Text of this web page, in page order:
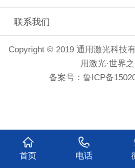
联系我们
Copyright © 2019 通用激光科技
用激光·世界
备案号：鲁ICP备
首页 电话